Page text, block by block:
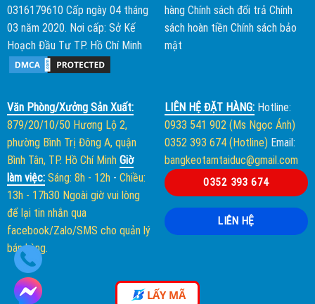
0316179610 Cấp ngày 04 tháng
03 năm 2020. Nơi cấp: Sở Kế
Hoạch Đầu Tư TP. Hồ Chí Minh
hàng Chính sách đổi trả Chính
sách hoàn tiền Chính sách bảo
mật
Văn Phòng/Xưởng Sản Xuất:
879/20/10/50 Hương Lộ 2,
phường Bình Trị Đông A, quận
Bình Tân, TP. Hồ Chí Minh Giờ
làm việc: Sáng: 8h - 12h- Chiều:
13h - 17h30 Ngoài giờ vui lòng
để lại tin nhắn qua
facebook/Zalo/SMS cho quản lý
bán hàng.
LIÊN HỆ ĐẶT HÀNG:Hotline:
0933 541 902 (Ms Ngọc Ánh)
0352 393 674 (Hotline) Email:
bangkeotamtaiduc@gmail.com
0352 393 674
LIÊN HỆ
LẤY MÃ